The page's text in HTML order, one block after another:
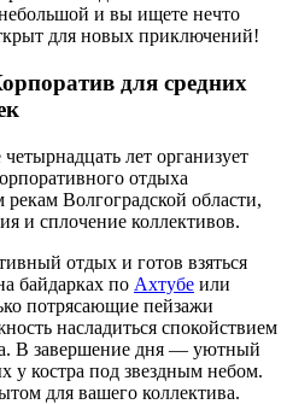
и вы ищете нечто
для новых приключений!
для средних
лет организует
отдыха
Волгоградской области,
и сплочение коллективов.
отдых и готов взяться
байдарках по Ахтубе или
потрясающие пейзажи
насладиться спокойствием
В завершение дня — уютный
у костра под звездным небом.
для вашего коллектива.